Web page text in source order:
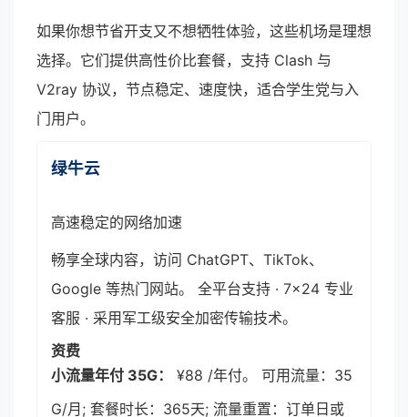
如果你想节省开支又不想牺牲体验，这些机场是理想
选择。它们提供高性价比套餐，支持 Clash 与
V2ray 协议，节点稳定、速度快，适合学生党与入
门用户。
绿牛云
高速稳定的网络加速
畅享全球内容，访问 ChatGPT、TikTok、
Google 等热门网站。 全平台支持 · 7×24 专业
客服 · 采用军工级安全加密传输技术。
资费
小流量年付 35G：
¥88 /年付。 可用流量：35
G/月; 套餐时长：365天; 流量重置：订单日或